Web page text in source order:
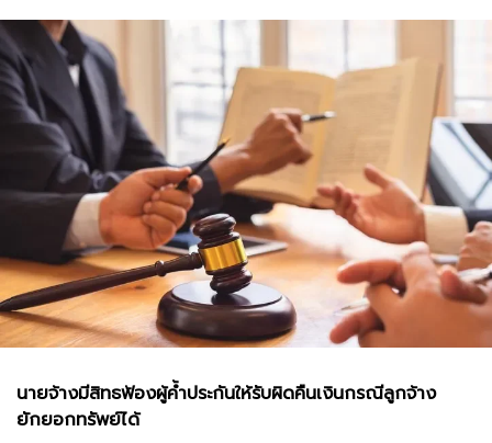
นายจ้างมีสิทธฟ้องผู้ค้ำประกันให้รับผิดคืนเงินกรณีลูกจ้าง
ยักยอกทรัพย์ได้